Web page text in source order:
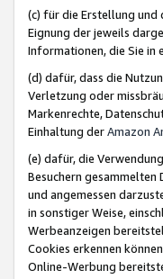
(c) für die Erstellung und
Eignung der jeweils
Informationen, die Sie in
(d) dafür, dass die
Verletzung oder
Markenrechte,
Einhaltung derAmazon
(e) dafür, die
Besuchern
und angemessen
in sonstiger Weise,
Werbeanzeigen
Cookies erkennen
Online-Werbung